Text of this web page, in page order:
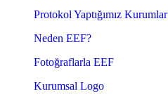
Protokol Yaptığımız Kurumlar
Neden EEF?
Fotoğraflarla EEF
Kurumsal Logo